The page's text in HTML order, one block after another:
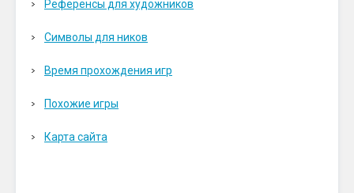
Референсы для художников
Символы для ников
Время прохождения игр
Похожие игры
Карта сайта